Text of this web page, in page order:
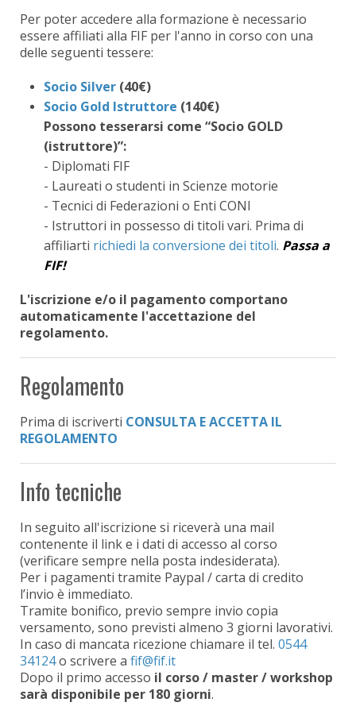
Per poter accedere alla formazione è necessario
essere affiliati alla FIF per l'anno in corso con una
delle seguenti tessere:
Socio Silver (40€)
Socio Gold Istruttore (140€)
Possono tesserarsi come “Socio GOLD
(istruttore)”:
- Diplomati FIF
- Laureati o studenti in Scienze motorie
- Tecnici di Federazioni o Enti CONI
- Istruttori in possesso di titoli vari. Prima di
affiliarti richiedi la conversione dei titoli. Passa a
FIF!
L'iscrizione e/o il pagamento comportano
automaticamente l'accettazione del
regolamento.
Regolamento
Prima di iscriverti CONSULTA E ACCETTA IL
REGOLAMENTO
Info tecniche
In seguito all'iscrizione si riceverà una mail
contenente il link e i dati di accesso al corso
(verificare sempre nella posta indesiderata).
Per i pagamenti tramite Paypal / carta di credito
l’invio è immediato.
Tramite bonifico, previo sempre invio copia
versamento, sono previsti almeno 3 giorni lavorativi.
In caso di mancata ricezione chiamare il tel. 0544
34124o scrivere a
Dopo il primo accesso il corso / master / workshop
sarà disponibile per 180 giorni.